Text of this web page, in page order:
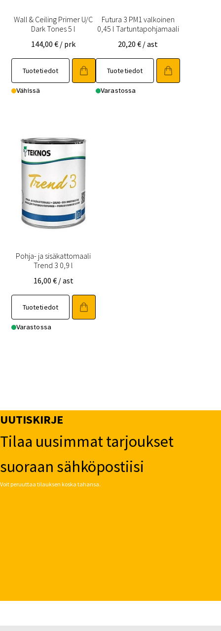
Wall & Ceiling Primer U/C
Dark Tones 5 l
144,00€ / prk
Tuotetiedot
Vähissä
Futura 3 PM1 valkoinen
0,45 l Tartuntapohjamaali
20,20€ / ast
Tuotetiedot
Varastossa
Pohja- ja sisäkattomaali
Trend 3 0,9 l
16,00 € / ast
Tuotetiedot
Varastossa
UUTISKIRJE
Tilaa uusimmat tarjoukset
suoraan sähköpostiisi
Voit peruuttaa tilauksen koska tahansa.